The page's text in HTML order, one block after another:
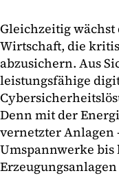
Gleichzeitig
Wirtschaft, die
abzusichern. Aus
leistungsfähige
Denn mit der
vernetzter Anlagen
Umspannwerke